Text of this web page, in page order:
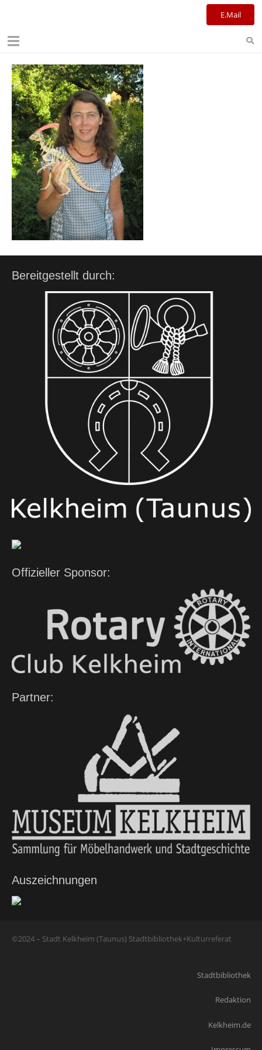
E.Mail
Bereitgestellt durch:
Offizieller Sponsor:
Partner:
Auszeichnungen
©2024 – Stadt Kelkheim (Taunus) Stadtbibliothek+Kulturreferat
Stadtbibliothek
Redaktion
Kelkheim.de